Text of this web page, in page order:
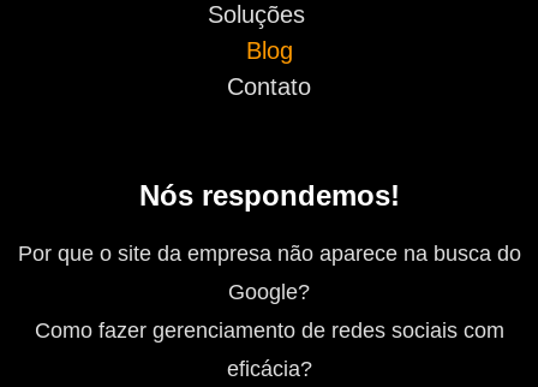
Soluções
Blog
Contato
Nós respondemos!
Por que o site da empresa não aparece na busca do
Google?
Como fazer gerenciamento de redes sociais com
eficácia?